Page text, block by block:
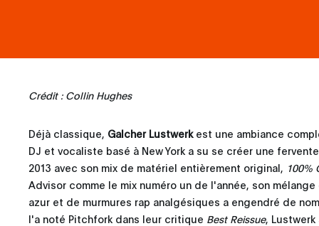
Crédit : Collin Hughes
Déjà classique, Galcher Lustwerkest une ambiance
DJ et vocaliste basé à New York a su se créer une
2013 avec son mix de matériel entièrement original, 100%
Advisor comme le mix numéro un de l'année, son
azur et de murmures rap analgésiques a engendré de
l'a noté Pitchfork dans leur critique Best Reissue,